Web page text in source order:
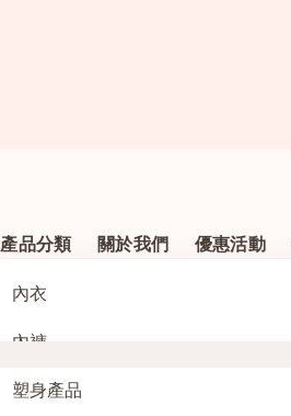
產品分類
內衣
內褲
塑身產品
關於我們 優惠活動